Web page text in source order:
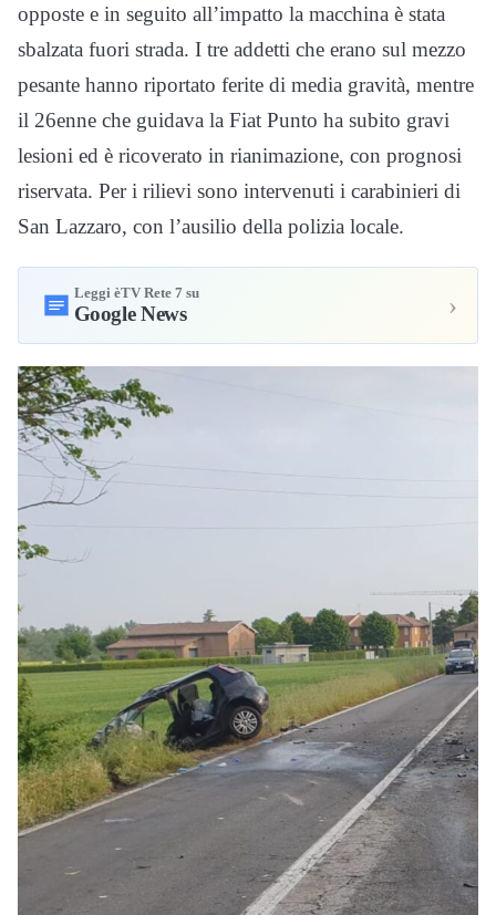
opposte e in seguito all’impatto la macchina è stata
sbalzata fuori strada. I tre addetti che erano sul mezzo
pesante hanno riportato ferite di media gravità, mentre
il 26enne che guidava la Fiat Punto ha subito gravi
lesioni ed è ricoverato in rianimazione, con prognosi
riservata. Per i rilievi sono intervenuti i carabinieri di
San Lazzaro, con l’ausilio della polizia locale.
Leggi èTV Rete 7 su
Google News ›